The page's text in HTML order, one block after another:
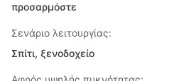
προσαρμόστε
Σενάριο λειτουργίας:
Σπίτι, ξενοδοχείο